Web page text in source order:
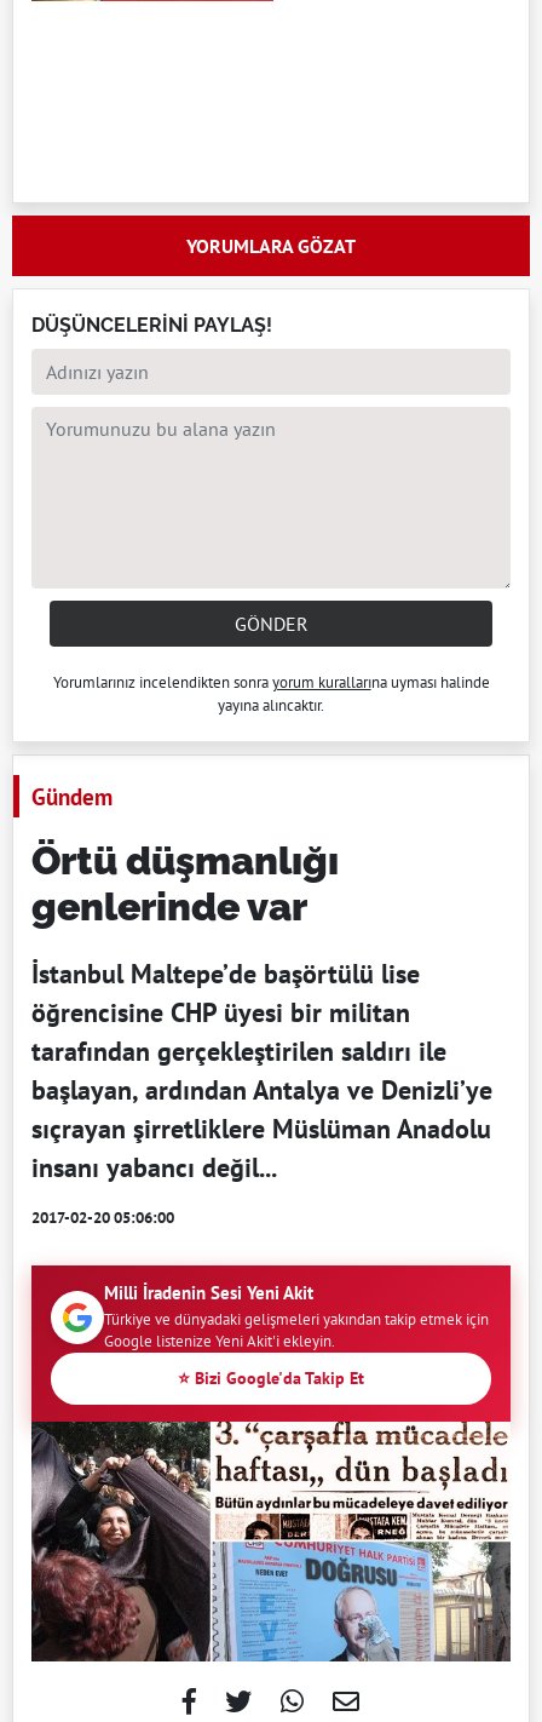
YORUMLARA GÖZAT
DÜŞÜNCELERİNİ PAYLAŞ!
GÖNDER
Yorumlarınız incelendikten sonrayorum kurallarına uyması halinde
yayına alıncaktır.
Gündem
Örtü düşmanlığı
genlerinde var
İstanbul Maltepe’de başörtülü lise
öğrencisine CHP üyesi bir militan
tarafından gerçekleştirilen saldırı ile
başlayan, ardından Antalya ve Denizli’ye
sıçrayan şirretliklere Müslüman Anadolu
insanı yabancı değil...
2017-02-20 05:06:00
Milli İradenin Sesi Yeni Akit
Türkiye ve dünyadaki gelişmeleri yakından takip etmek için
Google listenize Yeni Akit'i ekleyin.
⭐ Bizi Google'da Takip Et